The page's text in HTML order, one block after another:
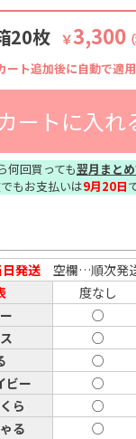
20枚 ￥3,300
ート追加後に自動で適用
カートに入れ
何回買っても翌月まと
もお支払いは9月20日
日発送 空欄…順次発
度なし
○
○
○
ビー
○
ら
○
る
○